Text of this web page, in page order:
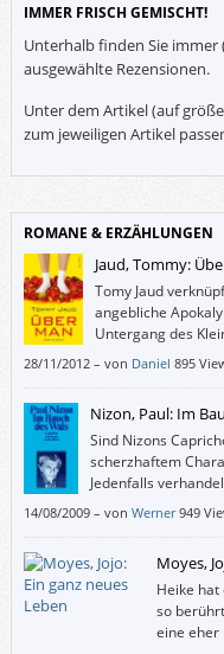
IMMER FRISCH GEMISCHT!
Unterhalb finden Sie immer
ausgewählte Rezensionen.
Unter dem Artikel (auf
zum jeweiligen Artikel
ROMANE & ERZÄHLUNGEN
Jaud, Tommy:
Tomy Jaud
angebliche
Untergang des
Versuche, sich,
28/11/2012– von Daniel 895
Nizon, Paul: Im
Sind Nizons
scherzhaftem
Jedenfalls
nicht in erster
14/08/2009– von Werner 949
Moyes,
Heike
so
eine eher